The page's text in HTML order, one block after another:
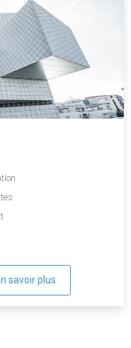
savoir plus